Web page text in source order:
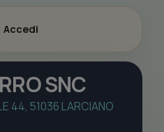
Accedi
SNC
44, 51036 LARCIANO